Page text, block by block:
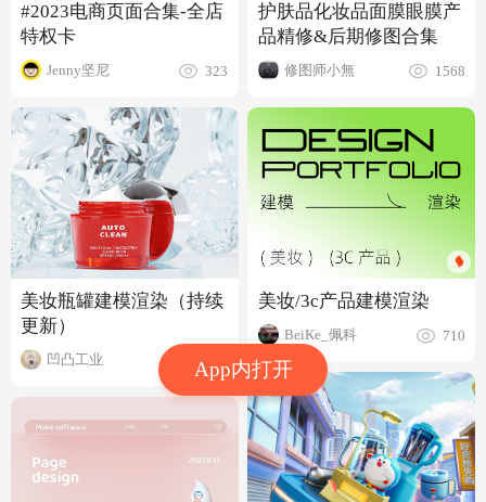
App内打开
#2023电商页面合集-全店
特权卡
Jenny坚尼 323
美妆瓶罐建模渲染（持续
更新）
凹凸工业
护肤品化妆品面膜眼膜产
品精修&后期修图合集
修图师小無 1568
美妆/3c产品建模渲染
BeiKe_佩科 710